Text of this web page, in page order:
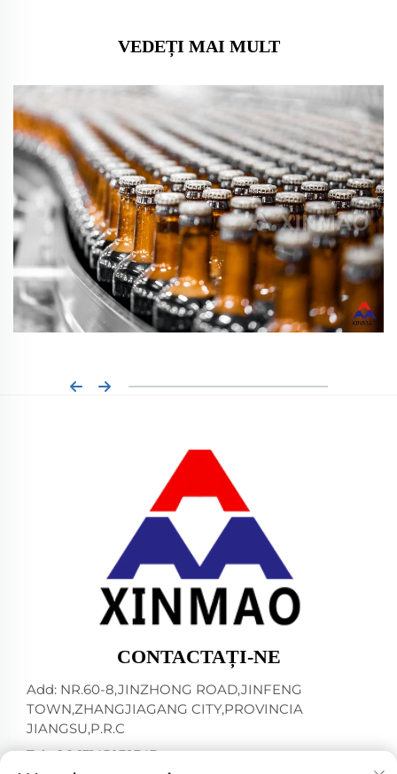
VEDEȚI MAI MULT
CONTACTAȚI-NE
Add: NR.60-8,JINZHONG ROAD,JINFENG
TOWN,ZHANGJIAGANG CITY,PROVINCIA
JIANGSU,P.R.C
Tel:+86-13145032343